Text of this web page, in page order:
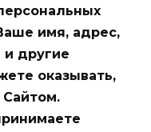
имя, адрес,
и другие
оказывать,
Сайтом.